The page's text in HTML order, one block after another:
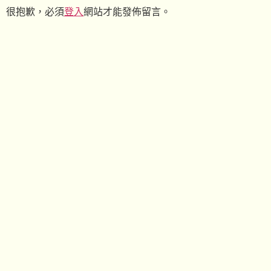
很抱歉，必須登入網站才能發佈留言。